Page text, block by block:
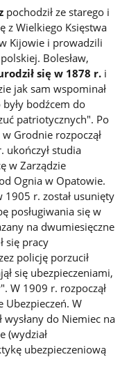
pochodził ze starego i
z Wielkiego Księstwa
Kijowie i prowadzili
Bolesław,
się w 1878 r. i
jak sam wspominał
bodźcem do
patriotycznych". Po
Grodnie rozpoczął
ukończył studia
w Zarządzie
Ognia w Opatowie.
r. został usunięty
posługiwania się w
na dwumiesięczne
się pracy
policję porzucił
się ubezpieczeniami,
W 1909 r. rozpoczął
Ubezpieczeń. W
do Niemiec na
(wydział
ubezpieczeniową